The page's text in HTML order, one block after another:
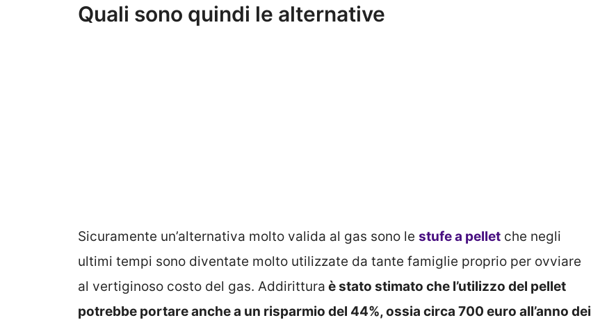
Quali sono quindi le alternative
Sicuramente un’alternativa molto valida al gas sono le stufe a pellet che negli
ultimi tempi sono diventate molto utilizzate da tante famiglie proprio per ovviare
al vertiginoso costo del gas. Addirittura è stato stimato che l’utilizzo del pellet
potrebbe portare anche a un risparmio del 44%, ossia circa 700 euro all’anno dei